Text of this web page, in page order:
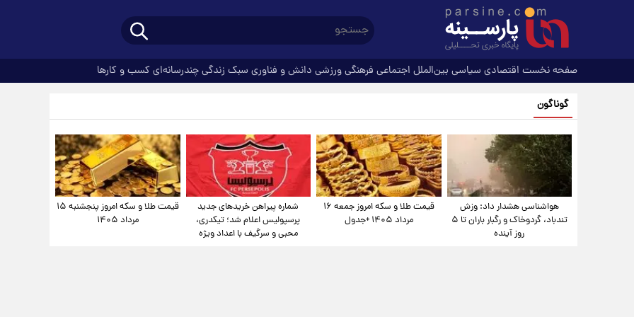
صفحه نخست اقتصادی سیاسی بین‌الملل اجتماعی فرهنگیورزشی دانش و فناوری سبک زندگیچندرسانه‌ای کسب و کارها
گوناگون
هواشناسی هشدار داد: وزش
تندباد، گردوخاک و رگبار باران تا ۵
روز آینده
قیمت طلا و سکه امروز جمعه ۱۶
مرداد ۱۴۰۵ +جدول
شماره پیراهن خریدهای جدید
پرسپولیس اعلام شد؛ تیکدری،
محبی و سرگیف با اعداد ویژه
قیمت طلا و سکه امروز پنجشنبه ۱۵
مرداد ۱۴۰۵